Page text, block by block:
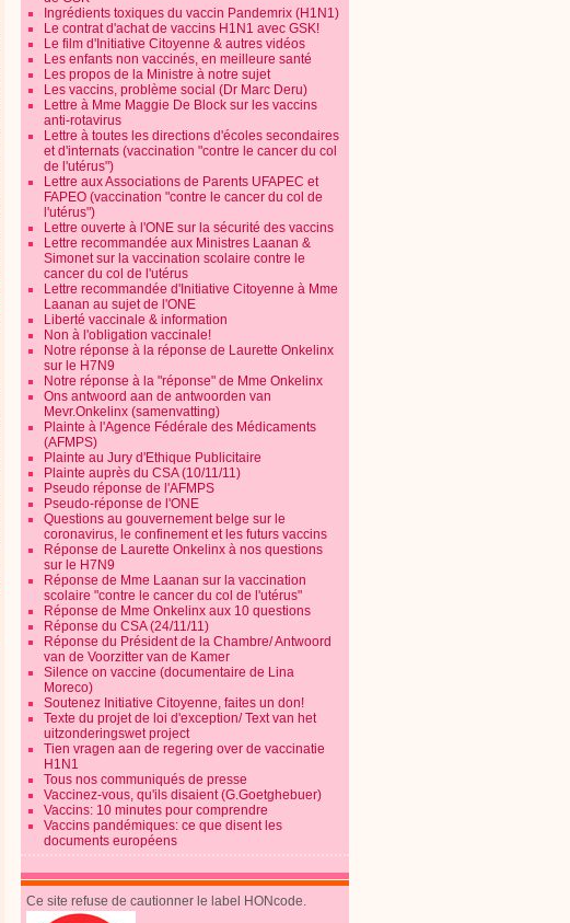
Ingrédients toxiques du vaccin Pandemrix (H1N1)
Le contrat d'achat de vaccins H1N1 avec GSK!
Le film d'Initiative Citoyenne & autres vidéos
Les enfants non vaccinés, en meilleure santé
Les propos de la Ministre à notre sujet
Les vaccins, problème social (Dr Marc Deru)
Lettre à Mme Maggie De Block sur les vaccins
anti-rotavirus
Lettre à toutes les directions d'écoles secondaires
et d'internats (vaccination "contre le cancer du col
de l'utérus")
Lettre aux Associations de Parents UFAPEC et
FAPEO (vaccination "contre le cancer du col de
l'utérus")
Lettre ouverte à l'ONE sur la sécurité des vaccins
Lettre recommandée aux Ministres Laanan &
Simonet sur la vaccination scolaire contre le
cancer du col de l'utérus
Lettre recommandée d'Initiative Citoyenne à Mme
Laanan au sujet de l'ONE
Liberté vaccinale & information
Non à l'obligation vaccinale!
Notre réponse à la réponse de Laurette Onkelinx
sur le H7N9
Notre réponse à la "réponse" de Mme Onkelinx
Ons antwoord aan de antwoorden van
Mevr.Onkelinx (samenvatting)
Plainte à l'Agence Fédérale des Médicaments
(AFMPS)
Plainte au Jury d'Ethique Publicitaire
Plainte auprès du CSA (10/11/11)
Pseudo réponse de l'AFMPS
Pseudo-réponse de l'ONE
Questions au gouvernement belge sur le
coronavirus, le confinement et les futurs vaccins
Réponse de Laurette Onkelinx à nos questions
sur le H7N9
Réponse de Mme Laanan sur la vaccination
scolaire "contre le cancer du col de l'utérus"
Réponse de Mme Onkelinx aux 10 questions
Réponse du CSA (24/11/11)
Réponse du Président de la Chambre/ Antwoord
van de Voorzitter van de Kamer
Silence on vaccine (documentaire de Lina
Moreco)
Soutenez Initiative Citoyenne, faites un don!
Texte du projet de loi d'exception/ Text van het
uitzonderingswet project
Tien vragen aan de regering over de vaccinatie
H1N1
Tous nos communiqués de presse
Vaccinez-vous, qu'ils disaient (G.Goetghebuer)
Vaccins: 10 minutes pour comprendre
Vaccins pandémiques: ce que disent les
documents européens
Ce site refuse de cautionner le label HONcode.